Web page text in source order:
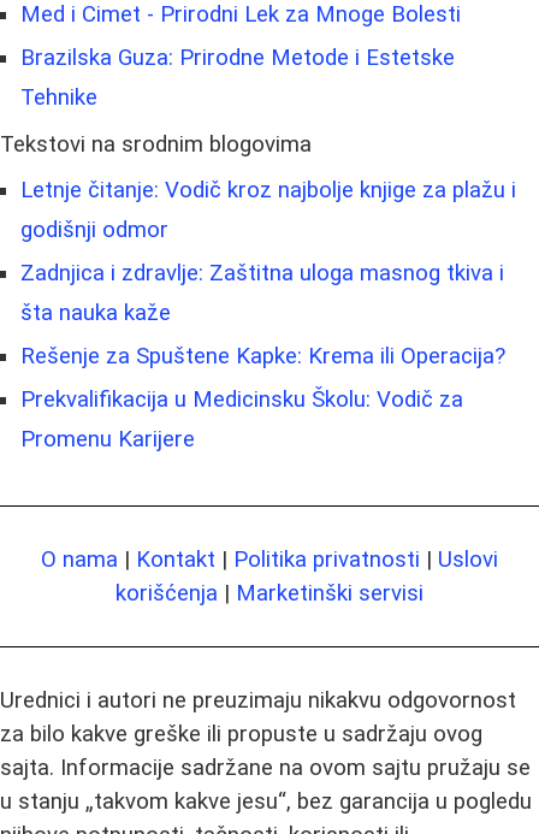
Med i Cimet - Prirodni Lek za Mnoge Bolesti
Brazilska Guza: Prirodne Metode i Estetske
Tehnike
Tekstovi na srodnim blogovima
Letnje čitanje: Vodič kroz najbolje knjige za plažu i
godišnji odmor
Zadnjica i zdravlje: Zaštitna uloga masnog tkiva i
šta nauka kaže
Rešenje za Spuštene Kapke: Krema ili Operacija?
Prekvalifikacija u Medicinsku Školu: Vodič za
Promenu Karijere
O nama | Kontakt | Politika privatnosti | Uslovi
korišćenja | Marketinški servisi
Urednici i autori ne preuzimaju nikakvu odgovornost
za bilo kakve greške ili propuste u sadržaju ovog
sajta. Informacije sadržane na ovom sajtu pružaju se
u stanju „takvom kakve jesu“, bez garancija u pogledu